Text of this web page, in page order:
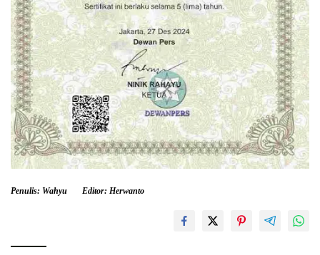
Penulis: Wahyu Editor: Herwanto